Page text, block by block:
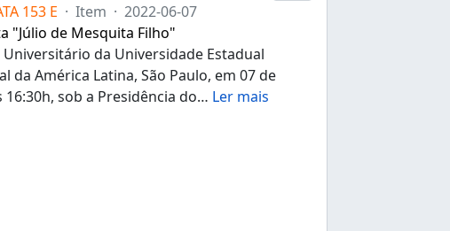
153 E · Item · 2022-06-07
"Júlio de Mesquita Filho"
da Universidade Estadual
América Latina, São Paulo, em 07 de
sob a Presidência do… Ler mais